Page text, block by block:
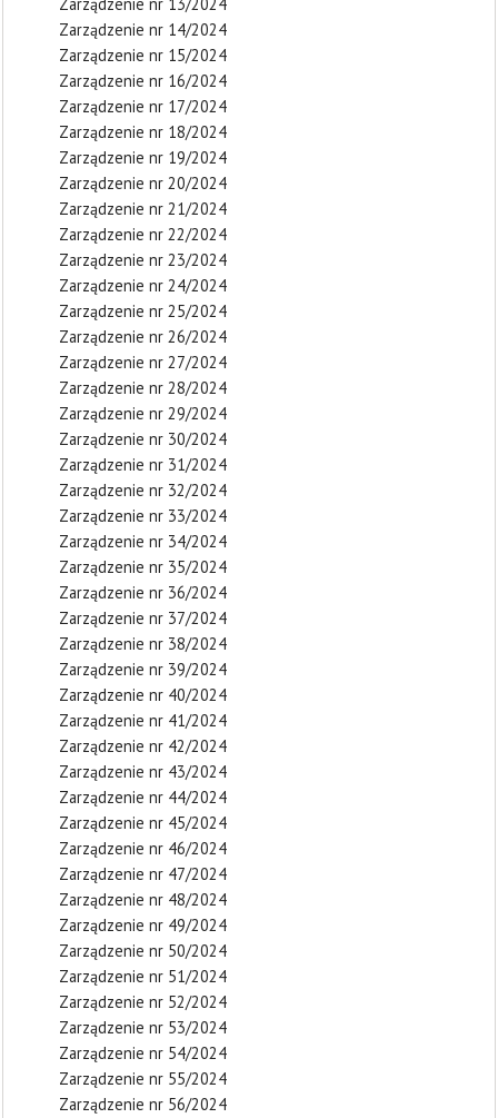
Zarządzenie nr 14/2024
Zarządzenie nr 15/2024
Zarządzenie nr 16/2024
Zarządzenie nr 17/2024
Zarządzenie nr 18/2024
Zarządzenie nr 19/2024
Zarządzenie nr 20/2024
Zarządzenie nr 21/2024
Zarządzenie nr 22/2024
Zarządzenie nr 23/2024
Zarządzenie nr 24/2024
Zarządzenie nr 25/2024
Zarządzenie nr 26/2024
Zarządzenie nr 27/2024
Zarządzenie nr 28/2024
Zarządzenie nr 29/2024
Zarządzenie nr 30/2024
Zarządzenie nr 31/2024
Zarządzenie nr 32/2024
Zarządzenie nr 33/2024
Zarządzenie nr 34/2024
Zarządzenie nr 35/2024
Zarządzenie nr 36/2024
Zarządzenie nr 37/2024
Zarządzenie nr 38/2024
Zarządzenie nr 39/2024
Zarządzenie nr 40/2024
Zarządzenie nr 41/2024
Zarządzenie nr 42/2024
Zarządzenie nr 43/2024
Zarządzenie nr 44/2024
Zarządzenie nr 45/2024
Zarządzenie nr 46/2024
Zarządzenie nr 47/2024
Zarządzenie nr 48/2024
Zarządzenie nr 49/2024
Zarządzenie nr 50/2024
Zarządzenie nr 51/2024
Zarządzenie nr 52/2024
Zarządzenie nr 53/2024
Zarządzenie nr 54/2024
Zarządzenie nr 55/2024
Zarządzenie nr 56/2024